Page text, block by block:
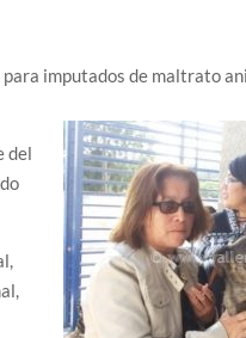
imputados de maltrato
del